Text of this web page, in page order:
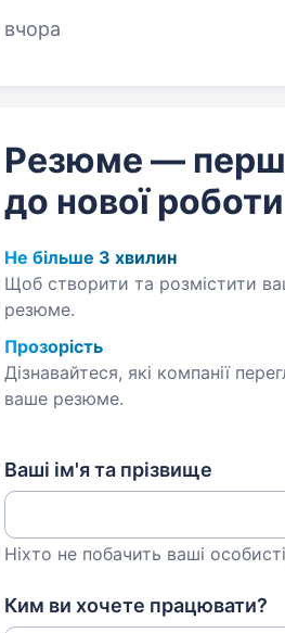
банківської системи країни…
вчора
Резюме —
до нової роботи
Не більше 3 хвилин
Щоб створити та розмістити
резюме.
Прозорість
Дізнавайтеся, які компанії
ваше резюме.
Ваші ім'я та прізвище
Ніхто не побачить ваші
Ким ви хочете працювати?